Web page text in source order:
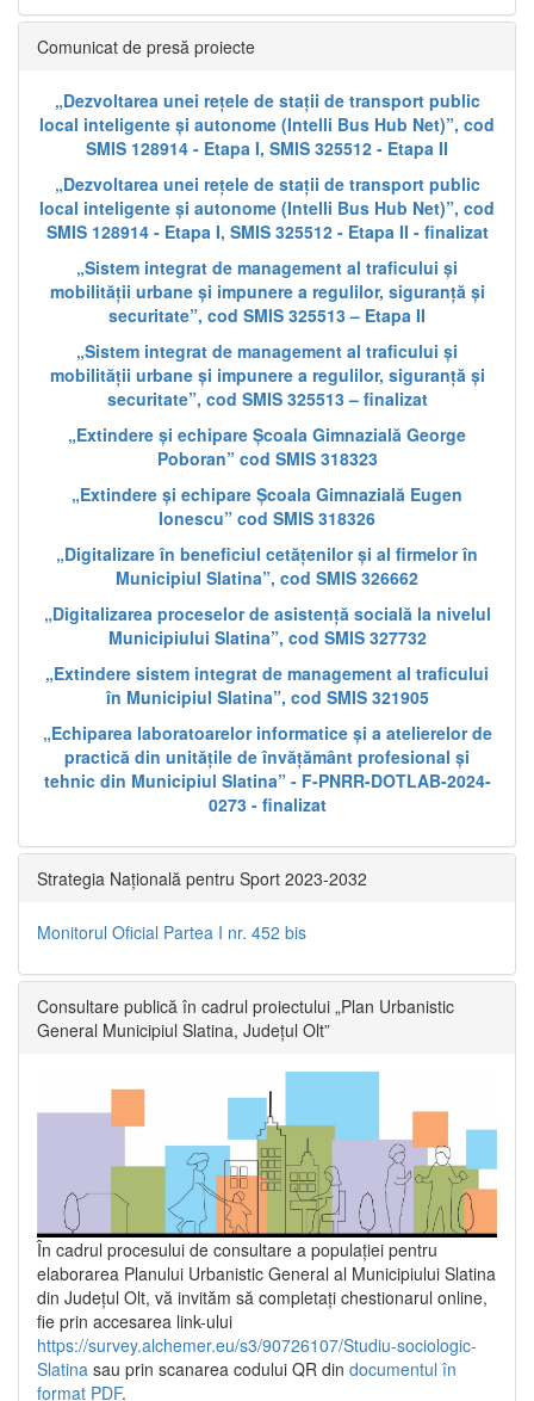
Comunicat de presă proiecte
„Dezvoltarea unei rețele de stații de transport public
local inteligente și autonome (Intelli Bus Hub Net)”, cod
SMIS 128914 - Etapa I, SMIS 325512 - Etapa II
„Dezvoltarea unei rețele de stații de transport public
local inteligente și autonome (Intelli Bus Hub Net)”, cod
SMIS 128914 - Etapa I, SMIS 325512 - Etapa II - finalizat
„Sistem integrat de management al traficului și
mobilității urbane și impunere a regulilor, siguranță și
securitate”, cod SMIS 325513 – Etapa II
„Sistem integrat de management al traficului și
mobilității urbane și impunere a regulilor, siguranță și
securitate”, cod SMIS 325513 – finalizat
„Extindere și echipare Școala Gimnazială George
Poboran” cod SMIS 318323
„Extindere și echipare Școala Gimnazială Eugen
Ionescu” cod SMIS 318326
„Digitalizare în beneficiul cetățenilor și al firmelor în
Municipiul Slatina”, cod SMIS 326662
„Digitalizarea proceselor de asistență socială la nivelul
Municipiului Slatina”, cod SMIS 327732
„Extindere sistem integrat de management al traficului
în Municipiul Slatina”, cod SMIS 321905
„Echiparea laboratoarelor informatice și a atelierelor de
practică din unitățile de învățământ profesional și
tehnic din Municipiul Slatina” - F-PNRR-DOTLAB-2024-
0273 - finalizat
Strategia Națională pentru Sport 2023-2032
Monitorul Oficial Partea I nr. 452 bis
Consultare publică în cadrul proiectului „Plan Urbanistic
General Municipiul Slatina, Județul Olt”
În cadrul procesului de consultare a populaţiei pentru
elaborarea Planului Urbanistic General al Municipiului Slatina
din Județul Olt, vă invităm să completați chestionarul online,
fie prin accesarea link-ului
https://survey.alchemer.eu/s3/90726107/Studiu-sociologic-
Slatina sau prin scanarea codului QR din documentul în
format PDF.